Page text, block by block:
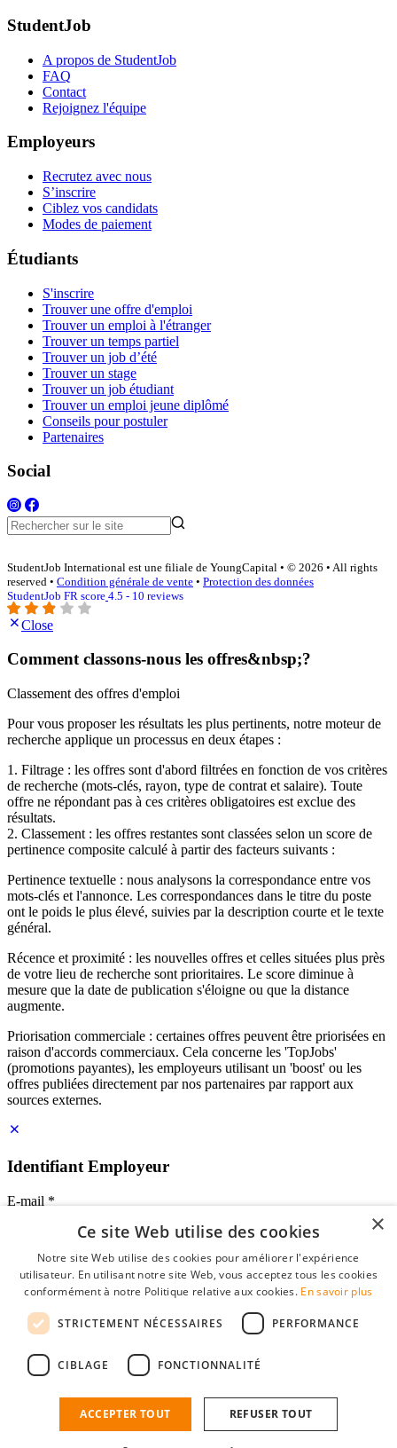
StudentJob
A propos de StudentJob
FAQ
Contact
Rejoignez l'équipe
Employeurs
Recrutez avec nous
S’inscrire
Ciblez vos candidats
Modes de paiement
Étudiants
S'inscrire
Trouver une offre d'emploi
Trouver un emploi à l'étranger
Trouver un temps partiel
Trouver un job d’été
Trouver un stage
Trouver un job étudiant
Trouver un emploi jeune diplômé
Conseils pour postuler
Partenaires
Social
StudentJob International est une filiale de YoungCapital • © 2026 • All rights
reserved • Condition générale de vente • Protection des données
StudentJob FR score 4.5 - 10 reviews
Close
Comment classons-nous les offres&nbsp;?
Classement des offres d'emploi
Pour vous proposer les résultats les plus pertinents, notre moteur de
recherche applique un processus en deux étapes :
1. Filtrage : les offres sont d'abord filtrées en fonction de vos critères
de recherche (mots-clés, rayon, type de contrat et salaire). Toute
offre ne répondant pas à ces critères obligatoires est exclue des
résultats.
2. Classement : les offres restantes sont classées selon un score de
pertinence composite calculé à partir des facteurs suivants :
Pertinence textuelle : nous analysons la correspondance entre vos
mots-clés et l'annonce. Les correspondances dans le titre du poste
ont le poids le plus élevé, suivies par la description courte et le texte
général.
Récence et proximité : les nouvelles offres et celles situées plus près
de votre lieu de recherche sont prioritaires. Le score diminue à
mesure que la date de publication s'éloigne ou que la distance
augmente.
Priorisation commerciale : certaines offres peuvent être priorisées en
raison d'accords commerciaux. Cela concerne les 'TopJobs'
(promotions payantes), les employeurs utilisant un 'boost' ou les
offres publiées directement par nos partenaires par rapport aux
sources externes.
Identifiant Employeur
E-mail *
Mot de passe
se souvenir de moi
mot de passe oublié?
Profil Employeur gratuit
Vous pouvez vous connecter sur StudentJob si vous avez créé un
n'est plus qu'à quelques clics.
×
Ce site Web utilise des cookies
Notre site Web utilise des cookies pour améliorer l'expérience
utilisateur. En utilisant notre site Web, vous acceptez tous les cookies
conformément à notre Politique relative aux cookies. En savoir plus
STRICTEMENT NÉCESSAIRES PERFORMANCE
CIBLAGE FONCTIONNALITÉ
ACCEPTER TOUT REFUSER TOUT